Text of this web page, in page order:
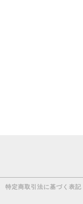
特定商取引法に基づく表記